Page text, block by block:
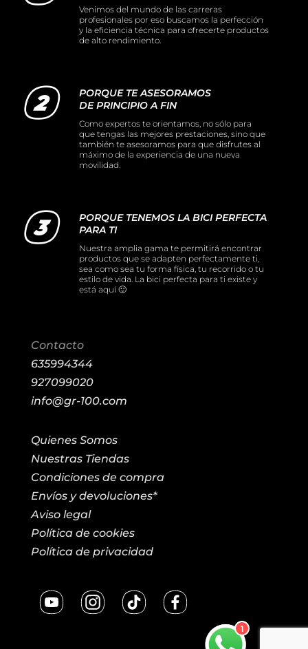
Venimos del mundo de las carreras
profesionales por eso buscamos la perfección
y la eficiencia técnica para ofrecerte productos
de alto rendimiento.
PORQUE TE ASESORAMOS
DE PRINCIPIO A FIN
Como expertos te orientamos, no sólo para
que tengas las mejores prestaciones, sino que
también te asesoramos para que disfrutes al
máximo de la experiencia de una nueva
movilidad.
PORQUE TENEMOS LA BICI PERFECTA
PARA TI
Nuestra amplia gama te permitirá encontrar
productos que se adapten perfectamente ti,
sea como sea tu forma física, tu recorrido o tu
estilo de vida. La bici perfecta para ti existe y
está aquí 🙂
Contacto
635994344
927099020
info@gr-100.com
Quienes Somos
Nuestras Tiendas
Condiciones de compra
Envíos y devoluciones*
Aviso legal
Política de cookies
Política de privacidad
1